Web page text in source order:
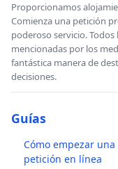
Proporcionamos
Comienza una petición
poderoso servicio.
mencionadas por los
fantástica manera de
decisiones.
Guías
Cómo empezar una
petición en línea